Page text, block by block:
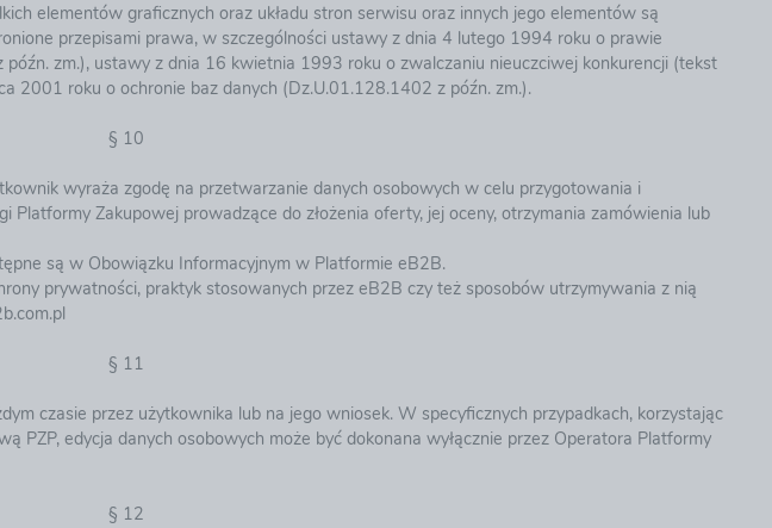
elementów graficznych oraz układu stron serwisu oraz innych jego elementów są
przepisami prawa, w szczególności ustawy z dnia 4 lutego 1994 roku o prawie
zm.), ustawy z dnia 16 kwietnia 1993 roku o zwalczaniu nieuczciwej konkurencji (tekst
2001 roku o ochronie baz danych (Dz.U.01.128.1402 z późn. zm.).
§ 10
wyraża zgodę na przetwarzanie danych osobowych w celu przygotowania i
Zakupowej prowadzące do złożenia oferty, jej oceny, otrzymania zamówienia lub
są w Obowiązku Informacyjnym w Platformie eB2B.
prywatności, praktyk stosowanych przez eB2B czy też sposobów utrzymywania z nią
§ 11
czasie przez użytkownika lub na jego wniosek. W specyficznych przypadkach, korzystając
PZP, edycja danych osobowych może być dokonana wyłącznie przez Operatora Platformy
§ 12